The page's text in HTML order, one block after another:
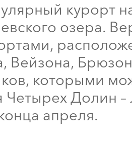
курорт
озера.
Вейзона,
которыми
Четырех Долин
апреля.